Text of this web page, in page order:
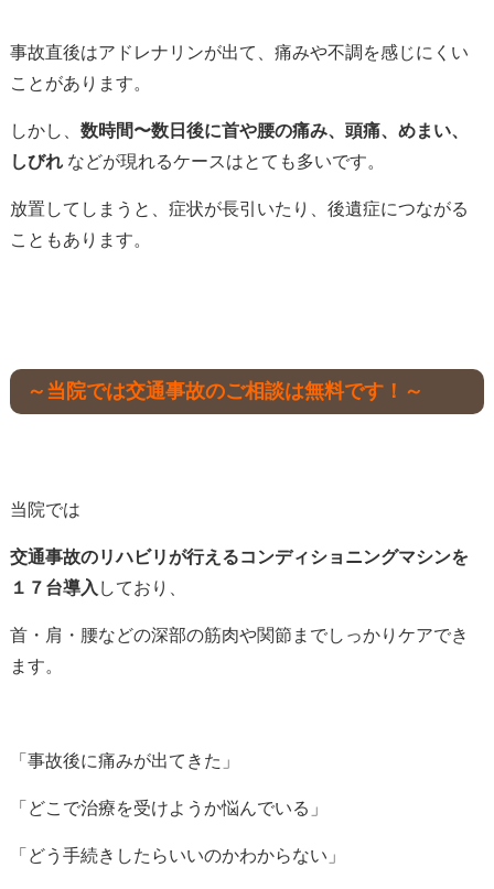
事故直後はアドレナリンが出て、痛みや不調を感じにくい
ことがあります。
しかし、 数時間〜数日後に首や腰の痛み、頭痛、めまい、
しびれなどが現れるケースはとても多いです。
放置してしまうと、症状が長引いたり、後遺症につながる
こともあります。
～当院では交通事故のご相談は無料です！～
当院では
交通事故のリハビリが行えるコンディショニングマシンを
１７台導入 しており、
首・肩・腰などの深部の筋肉や関節までしっかりケアでき
ます。
「事故後に痛みが出てきた」
「どこで治療を受けようか悩んでいる」
「どう手続きしたらいいのかわからない」